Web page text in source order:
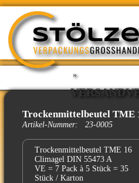
»
Trockenmittelbeutel TME
Artikel-Nummer: 23-0005
Trockenmittelbeutel TME 16
Climagel DIN 55473 A
VE = 7 Pack à 5 Stück = 35
Stück / Karton